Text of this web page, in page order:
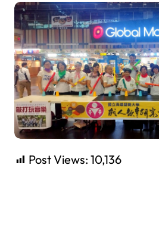
Post Views: 10,136